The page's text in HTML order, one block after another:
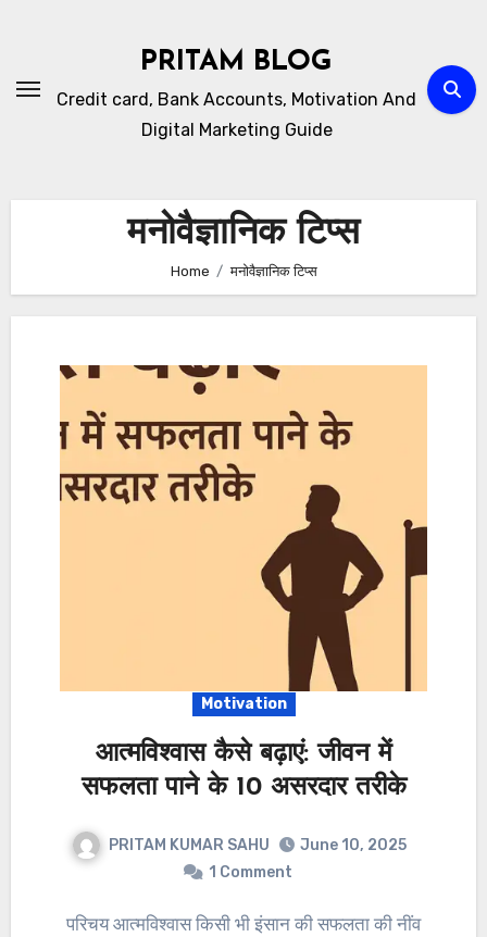
PRITAM BLOG
Credit card, Bank Accounts, Motivation And
Digital Marketing Guide
मनोवैज्ञानिक टिप्स
Home मनोवैज्ञानिक टिप्स
Motivation
आत्मविश्वास कैसे बढ़ाएं: जीवन में
सफलता पाने के 10 असरदार तरीके
PRITAM KUMAR SAHU
June 10, 2025
1 Comment
परिचय आत्मविश्वास किसी भी इंसान की सफलता की नींव